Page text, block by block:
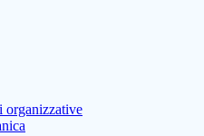
organizzative